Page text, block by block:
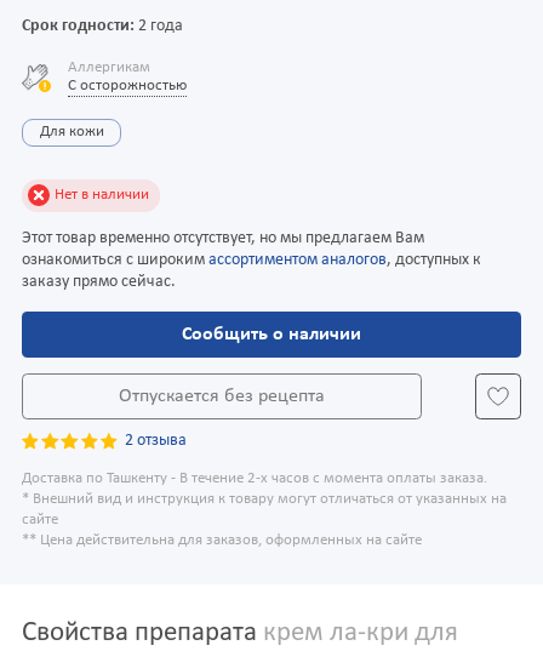
Срок годности: 2 года
Аллергикам
С осторожностью
Для кожи
Нет в наличии
Этот товар временно отсутствует, но мы предлагаем Вам
ознакомиться с широким ассортиментом аналогов, доступных к
заказу прямо сейчас.
Сообщить о наличии
Отпускается без рецепта
2 отзыва
Доставка по Ташкенту - В течение 2-х часов с момента оплаты заказа.
* Внешний вид и инструкция к товару могут отличаться от указанных на
сайте
** Цена действительна для заказов, оформленных на сайте
Свойства препарата крем ла-кри для